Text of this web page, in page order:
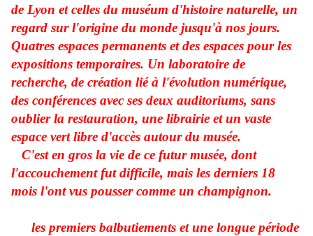
de Lyon et celles du muséum d'histoire naturelle, un
regard sur l'origine du monde jusqu'à nos jours.
Quatres espaces permanents et des espaces pour les
expositions temporaires. Un laboratoire de
recherche, de création lié à l'évolution numérique,
des conférences avec ses deux auditoriums, sans
oublier la restauration, une librairie et un vaste
espace vert libre d'accès autour du musée.
C'est en gros la vie de ce futur musée, dont
l'accouchement fut difficile, mais les derniers 18
mois l'ont vus pousser comme un champignon.
les premiers balbutiements et une longue période